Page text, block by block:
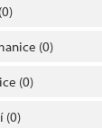
(0)
(0)
(0)
(0)